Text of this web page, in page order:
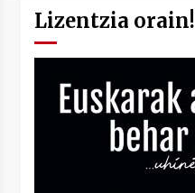
Lizentzia orain!